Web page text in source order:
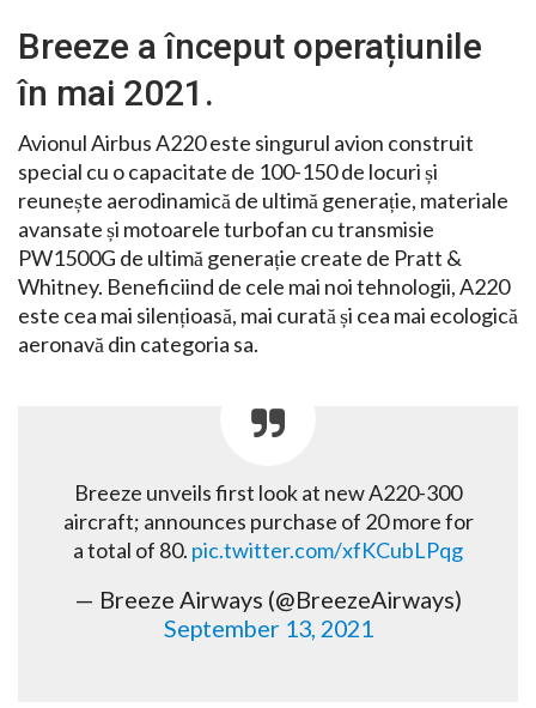
Breeze a început operațiunile
în mai 2021.
Avionul Airbus A220 este singurul avion construit
special cu o capacitate de 100-150 de locuri și
reunește aerodinamică de ultimă generație, materiale
avansate și motoarele turbofan cu transmisie
PW1500G de ultimă generație create de Pratt &
Whitney. Beneficiind de cele mai noi tehnologii, A220
este cea mai silențioasă, mai curată și cea mai ecologică
aeronavă din categoria sa.
Breeze unveils first look at new A220-300
aircraft; announces purchase of 20 more for
a total of 80. pic.twitter.com/xfKCubLPqg
— Breeze Airways (@BreezeAirways)
September 13, 2021